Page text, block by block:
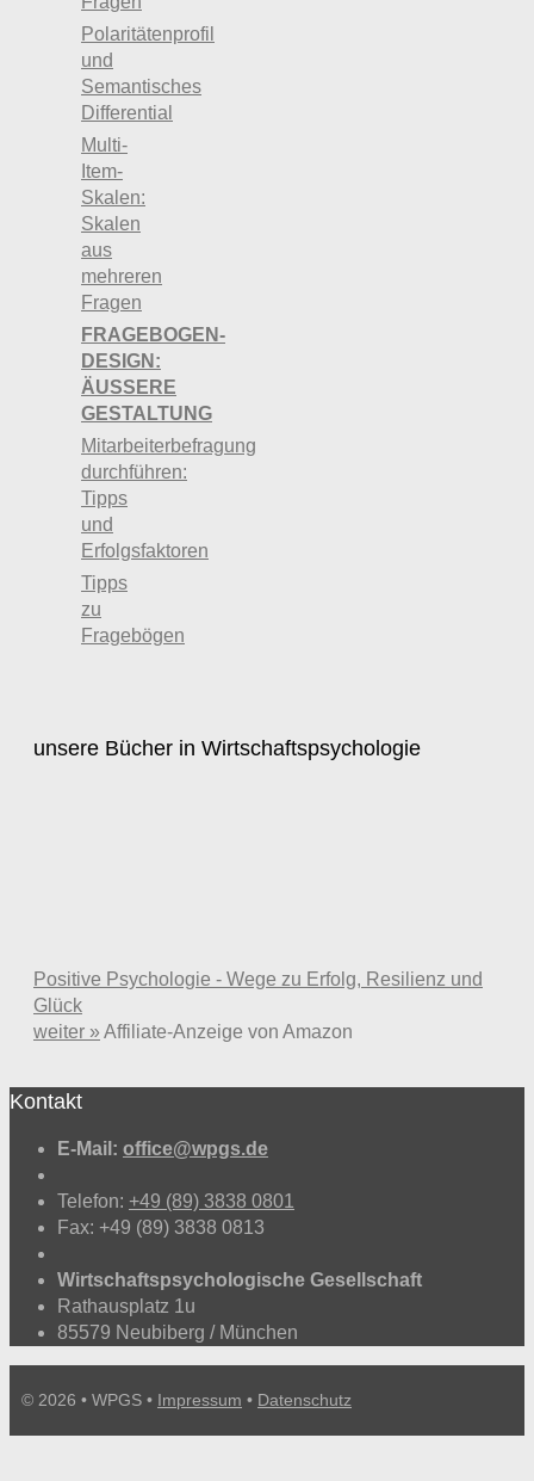
Polaritätenprofil
und
Semantisches
Differential
Multi-
Item-
Skalen:
Skalen
aus
mehreren
Fragen
FRAGEBOGEN-
DESIGN:
ÄUSSERE G
ESTALTUNG
Mitarbeiterbefragung
durchführen:
Tipps
und
Erfolgsfaktoren
Tipps
zu
Fragebögen
unsere Bücher in Wirtschaftspsychologie
Positive Psychologie - Wege zu Erfolg, Resilienz und
Glück
weiter »Affiliate-Anzeige von Amazon
Kontakt
E-Mail: office@wpgs.de
Telefon: +49 (89) 3838 0801
Fax: +49 (89) 3838 0813
Wirtschaftspsychologische Gesellschaft
Rathausplatz 1u
85579 Neubiberg / München
© 2026 • WPGS • Impressum • Datenschutz